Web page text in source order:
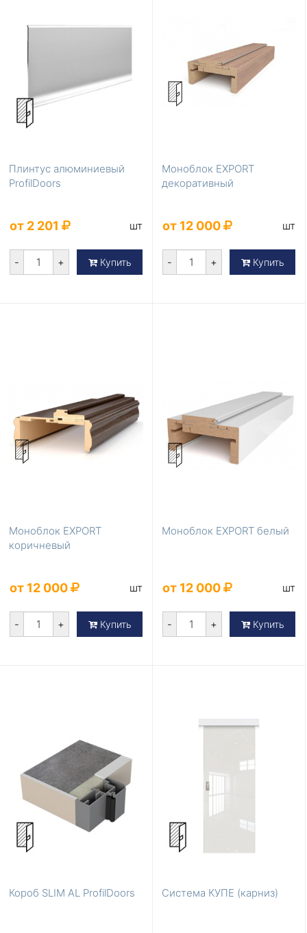
Плинтус алюминиевый
ProfilDoors
от 2 201 шт
- + Купить
Моноблок EXPORT
декоративный
от 12 000 шт
- + Купить
Моноблок EXPORT
коричневый
от 12 000 шт
- + Купить
Моноблок EXPORT белый
от 12 000 шт
- + Купить
Короб SLIM AL ProfilDoors Система КУПЕ (карниз)